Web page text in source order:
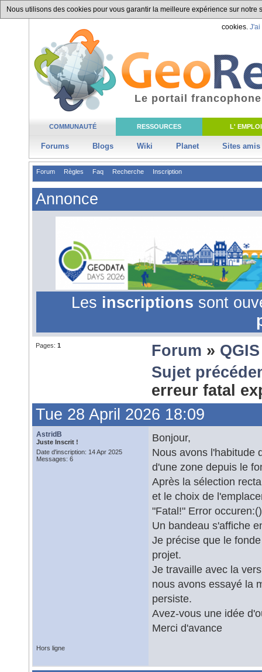
Nous utilisons des cookies pour vous garantir la meilleure expérience sur
cookies. J'ai
COMMUNAUTÉ RESSOURCES L' EMPLOI
Forums Blogs Wiki Planet Sites amis
Le portail
Forum Règles Faq Recherche Inscription
Annonce
Les inscriptions sont
Pages: 1 Forum » QGIS
Sujet
erreur fatal
Tue 28 April 2026 18:09
AstridB
Juste Inscrit !
Date d'inscription: 14 Apr 2025
Messages: 6
Bonjour,
Nous avons l'habitude
d'une zone depuis le
Après la sélection
et le choix de
"Fatal!" Error
Un bandeau s'affiche
Je précise que le
projet.
Je travaille avec la
nous avons essayé la
persiste.
Avez-vous une idée
Merci d'avance
Hors ligne